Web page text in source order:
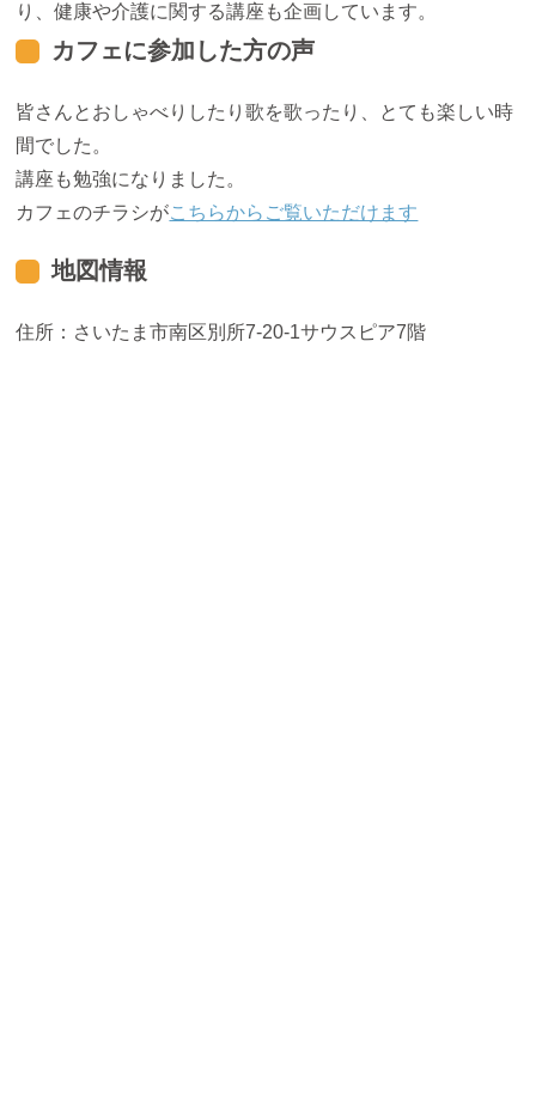
り、健康や介護に関する講座も企画しています。
カフェに参加した方の声
皆さんとおしゃべりしたり歌を歌ったり、とても楽しい時
間でした。
講座も勉強になりました。
カフェのチラシがこちらからご覧いただけます
地図情報
住所：さいたま市南区別所7-20-1サウスピア7階